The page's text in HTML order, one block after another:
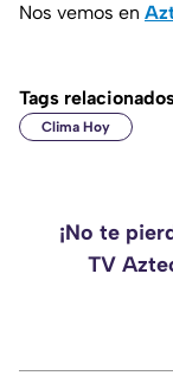
Nos vemos en
Tags
Clima Hoy
¡No te
TV